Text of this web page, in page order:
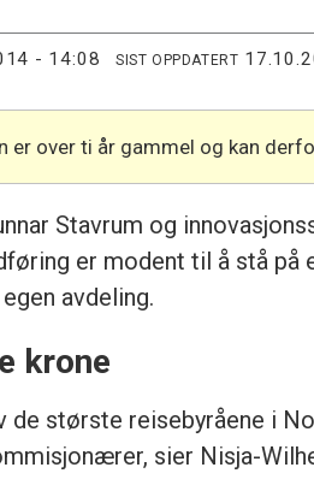
- 14:08 SIST OPPDATERT
er over ti år gammel og kan
Stavrum og
er modent til å stå
avdeling.
krone
de største reisebyråene i
sier Nisja-